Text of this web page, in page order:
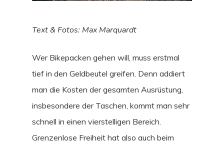
Text & Fotos: Max Marquardt
Wer Bikepacken gehen will, muss erstmal
tief in den Geldbeutel greifen. Denn addiert
man die Kosten der gesamten Ausrüstung,
insbesondere der Taschen, kommt man sehr
schnell in einen vierstelligen Bereich.
Grenzenlose Freiheit hat also auch beim